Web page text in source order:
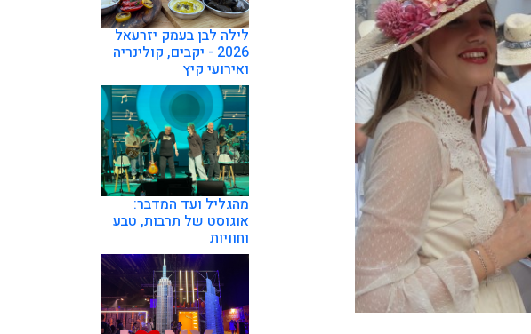
לילה לבן בעמק יזרעאל
2026 - יקבים, קולינריה
ואירועי קיץ
מהגליל ועד המדבר:
אוגוסט של תרבות, טבע
וחוויות